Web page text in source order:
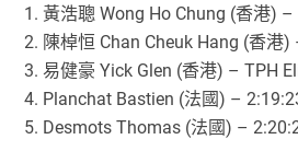
黃浩聰 Wong Ho Chung (香港)
陳棹恒 Chan Cheuk Hang (香港)
易健豪 Yick Glen (香港) – TPH
Planchat Bastien (法國) –
Desmots Thomas (法國) –